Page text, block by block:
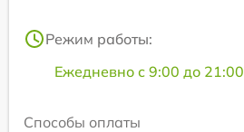
Режим работы:
Ежедневно с 9:00 до 21:00
Способы оплаты